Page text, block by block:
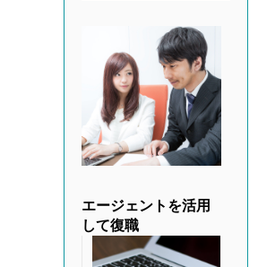
エージェントを活用
して復職